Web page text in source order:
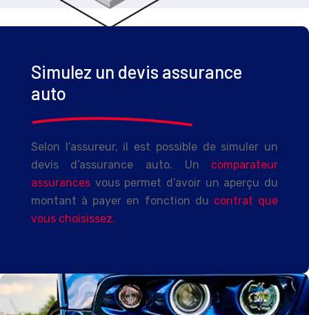
Simulez un devis assurance
auto
Selon l’assureur, il est possible de simuler un
devis d’assurance auto. Un comparateur
assurancesvous permet d’avoir un aperçu du
montant à payer en fonction du contrat que
vous choisissez.